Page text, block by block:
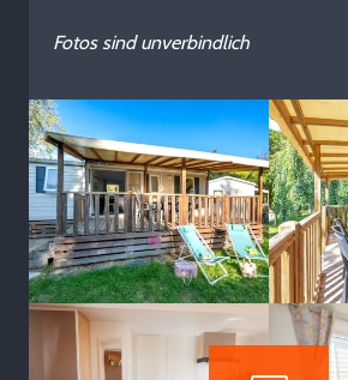
Fotos sind unverbindlich